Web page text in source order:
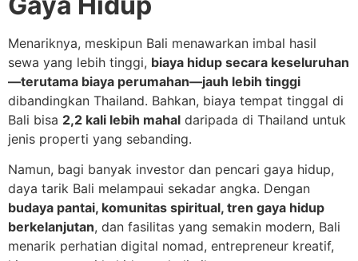
Menariknya, meskipun Bali menawarkan imbal hasil
sewa yang lebih tinggi, biaya hidup secara keseluruhan
—terutama biaya perumahan—jauh lebih tinggi
dibandingkan Thailand. Bahkan, biaya tempat tinggal di
Bali bisa 2,2 kali lebih mahal daripada di Thailand untuk
jenis properti yang sebanding.
Namun, bagi banyak investor dan pencari gaya hidup,
daya tarik Bali melampaui sekadar angka. Dengan
budaya pantai, komunitas spiritual, tren gaya hidup
berkelanjutan, dan fasilitas yang semakin modern, Bali
menarik perhatian digital nomad, entrepreneur kreatif,